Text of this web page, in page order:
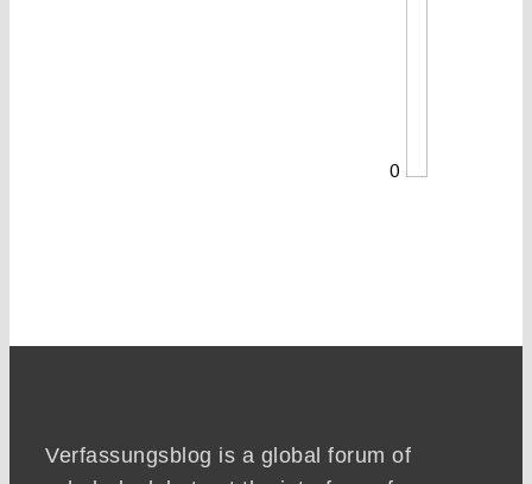
0
Verfassungsblog is a global forum of